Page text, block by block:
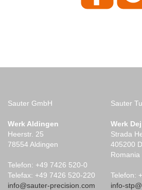
Sauter GmbH
Werk Aldingen
Heerstr. 25
78554 Aldingen
Telefon: +49 7426 520-0
Telefax: +49 7426 520-220
info@sauter-precision.com
Sauter
Werk Dej
Strada
405200
Romania
Telefon:
info-